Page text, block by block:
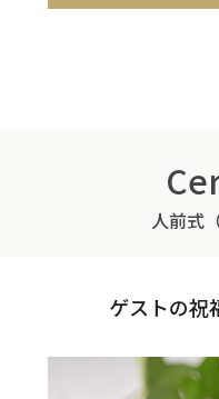
人前式
ゲストの祝